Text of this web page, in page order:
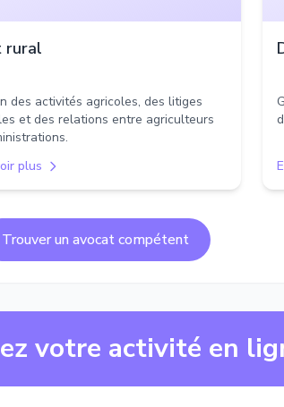
rural
des activités agricoles, des litiges
et des relations entre agriculteurs
plus
Trouver un avocat compétent
votre activité en